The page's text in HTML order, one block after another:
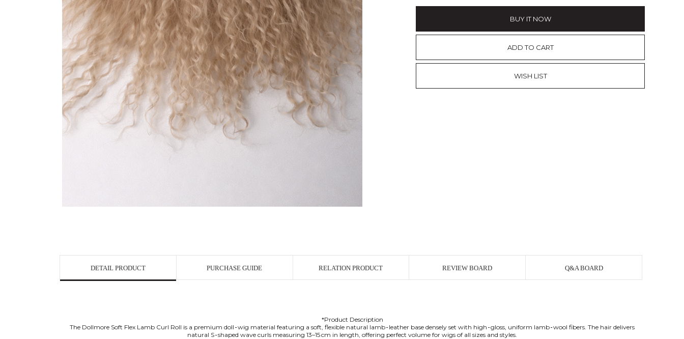
BUY IT NOW
ADD TO CART
WISH LIST
DETAIL PRODUCT PURCHASE GUIDE RELATION PRODUCT REVIEW BOARD Q&A BOARD
*Product Description
The Dollmore Soft Flex Lamb Curl Roll is a premium doll‑wig material featuring a soft, flexible natural lamb‑leather base densely set with high‑gloss, uniform lamb‑wool fibers. The hair delivers
natural S‑shaped wave curls measuring 13–15 cm in length, offering perfect volume for wigs of all sizes and styles.